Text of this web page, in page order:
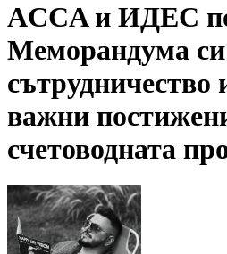
ACCA и ИДЕС
Меморандума си
сътрудничество
важни
счетоводната